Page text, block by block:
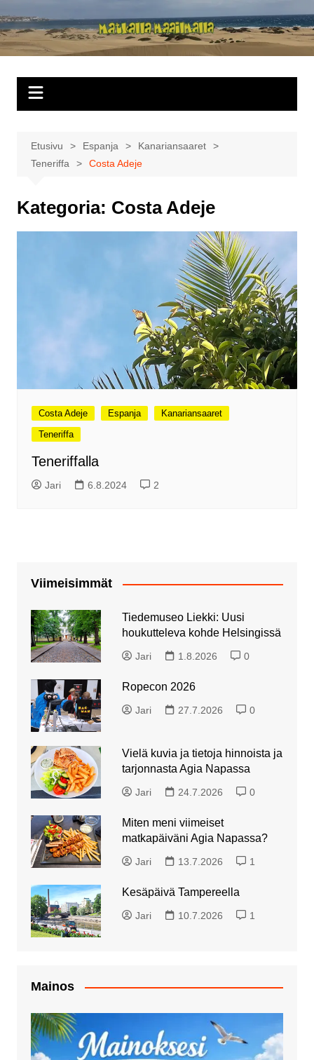
sisältöön
Matkalla
maailmalla
Etusivu Espanja
Kanariansaaret
Teneriffa
Costa Adeje
Kategoria: Costa Adeje
Costa Adeje Espanja
Kanariansaaret
Teneriffa
Teneriffalla
Jari 6.8.2024 2
Viimeisimmät
Tiedemuseo Liekki: Uusi
houkutteleva kohde Helsingissä
Jari 1.8.2026 0
Ropecon 2026
Jari 27.7.2026 0
Vielä kuvia ja tietoja hinnoista ja
tarjonnasta Agia Napassa
Jari 24.7.2026 0
Miten meni viimeiset
matkapäiväni Agia Napassa?
Jari 13.7.2026 1
Kesäpäivä Tampereella
Jari 10.7.2026 1
Mainos